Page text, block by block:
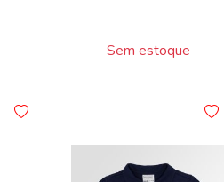
Sem estoque